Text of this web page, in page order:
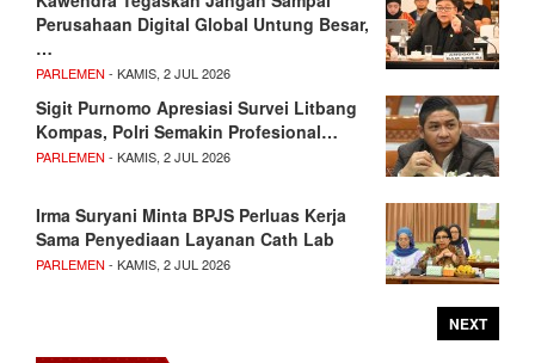
Perusahaan Digital Global Untung Besar,
…
PARLEMEN - KAMIS, 2 JUL 2026
Sigit Purnomo Apresiasi Survei Litbang
Kompas, Polri Semakin Profesional…
PARLEMEN - KAMIS, 2 JUL 2026
Irma Suryani Minta BPJS Perluas Kerja
Sama Penyediaan Layanan Cath Lab
PARLEMEN - KAMIS, 2 JUL 2026
NEXT